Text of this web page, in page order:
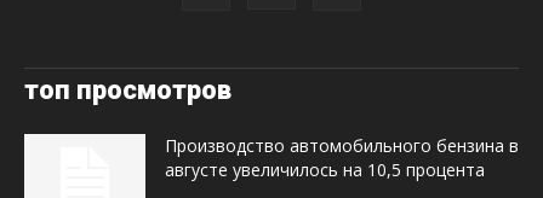
топ просмотров
Производство автомобильного бензина в
августе увеличилось на 10,5 процента